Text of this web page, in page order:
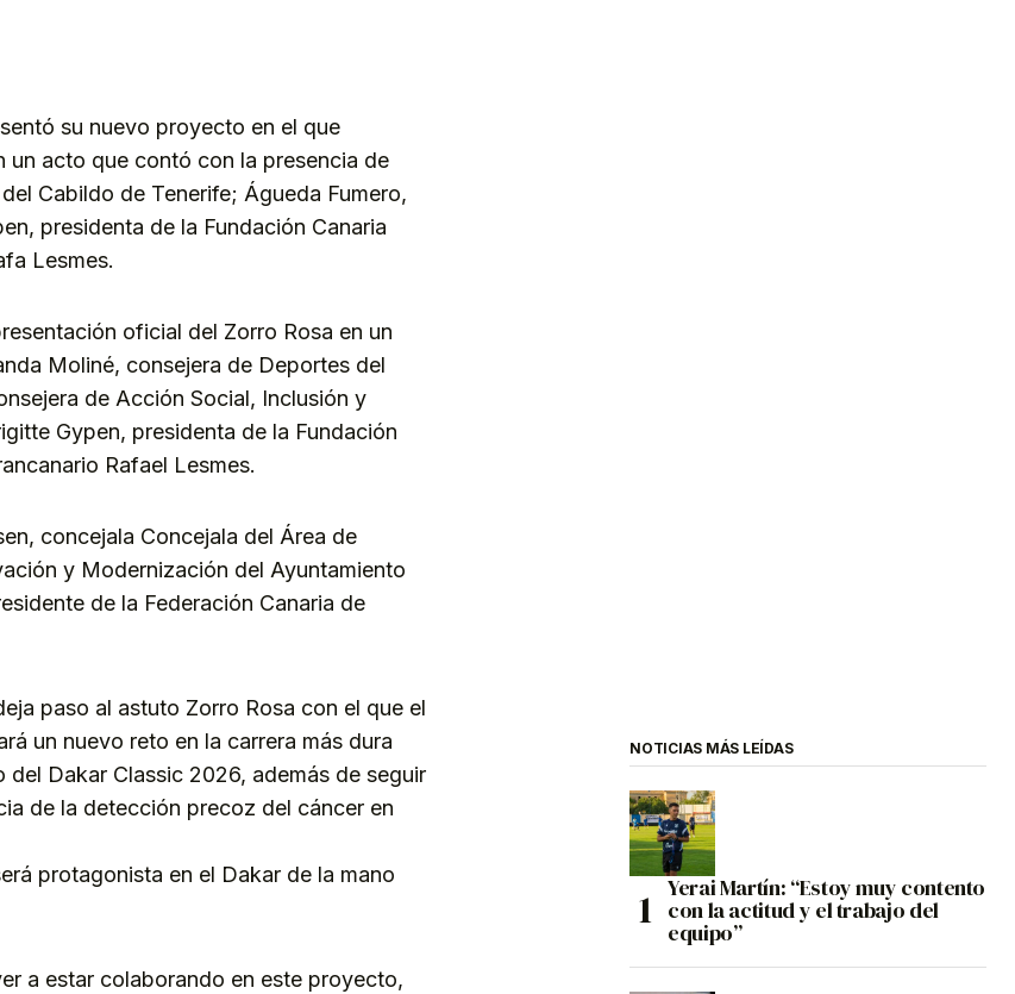
su nuevo proyecto en el que
un acto que contó con la presencia de
Cabildo de Tenerife; Águeda Fumero,
presidenta de la Fundación Canaria
Lesmes.
oficial del Zorro Rosa en un
Moliné, consejera de Deportes del
de Acción Social, Inclusión y
Gypen, presidenta de la Fundación
Rafael Lesmes.
concejala Concejala del Área de
y Modernización del Ayuntamiento
de la Federación Canaria de
paso al astuto Zorro Rosa con el que el
un nuevo reto en la carrera más dura
Dakar Classic 2026, además de seguir
de la detección precoz del cáncer en
protagonista en el Dakar de la mano
a estar colaborando en este proyecto,
NOTICIAS MÁS LEÍDAS
Yerai Martín: “Estoy muy contento
con la actitud y el trabajo del
equipo”